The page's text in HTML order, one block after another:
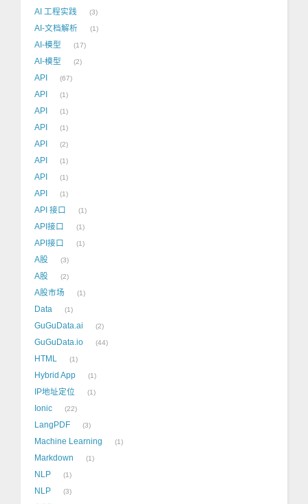
AI 工程实践 3
AI-文档解析 1
AI-模型 17
AI-模型 2
API 67
API 1
API 1
API 1
API 2
API 1
API 1
API 1
API 接口 1
API接口 1
API接口 1
A股 3
A股 2
A股市场 1
Data 1
GuGuData.ai 2
GuGuData.io 44
HTML 1
Hybrid App 1
IP地址定位 1
Ionic 22
LangPDF 3
Machine Learning 1
Markdown 1
NLP 1
NLP 3